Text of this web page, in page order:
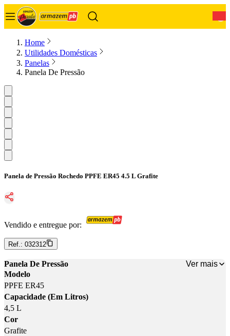
Home
Utilidades Domésticas
Panelas
Panela De Pressão
Panela de Pressão Rochedo PPFE ER45 4.5 L Grafite
Vendido e entregue por:
Ref.: 032312
Panela De Pressão
Ver mais
Modelo
PPFE ER45
Capacidade (Em Litros)
4,5 L
Cor
Grafite